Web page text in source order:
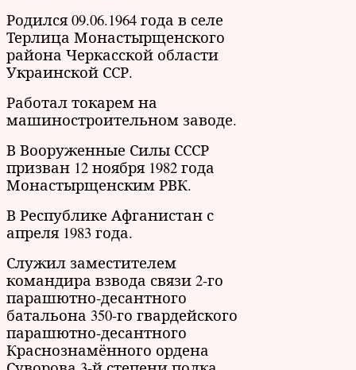
Родился 09.06.1964 года в селе
Терлица Монастырщенского
района Черкасской области
Украинской ССР.
Работал токарем на
машиностроительном заводе.
В Вооруженные Силы СССР
призван 12 ноября 1982 года
Монастырщенским РВК.
В Республике Афганистан с
апреля 1983 года.
Служил заместителем
командира взвода связи 2-го
парашютно-десантного
батальона 350-го гвардейского
парашютно-десантного
Краснознамённого ордена